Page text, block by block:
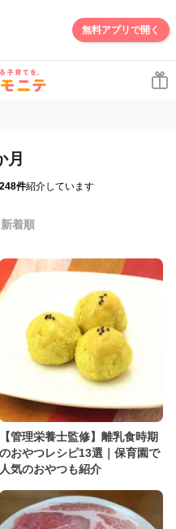
無料アプリで開く
月
248件紹介しています
新着順
【管理栄養士監修】離乳食時期
のおやつレシピ13選｜保育園で
人気のおやつも紹介